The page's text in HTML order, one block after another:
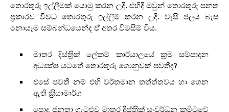
තොරතුරු ඉල්ලීමක් යොමු කරන ලදී. එහිදී ඔවුන් තොරතුරු පනත
ප‍්‍රකාරව විවධ තොරතුරු ඉල්ලීම් කරන ලදී. වැසි ජලය බැස
නොයෑම සම්බන්ධයෙන්ද ඒ අතර විමසීම් විය.
මාතර දිස්ත‍්‍රික් ලේකම් කාර්යාලයේ ක‍්‍රම සම්පාදන
අධ්‍යක්ෂ යටතේ තොරතුරු ගොනුවක් පවතීද?
එසේ පවතී නම් එහි වර්තමාන තත්ත්තවය හා ගෙන
ඇති ක‍්‍රියාමාර්ග
පොදු ජනතා ගැටළුව මාතර දිස්ත‍්‍රික් සංවර්ධන කමිටුවේ